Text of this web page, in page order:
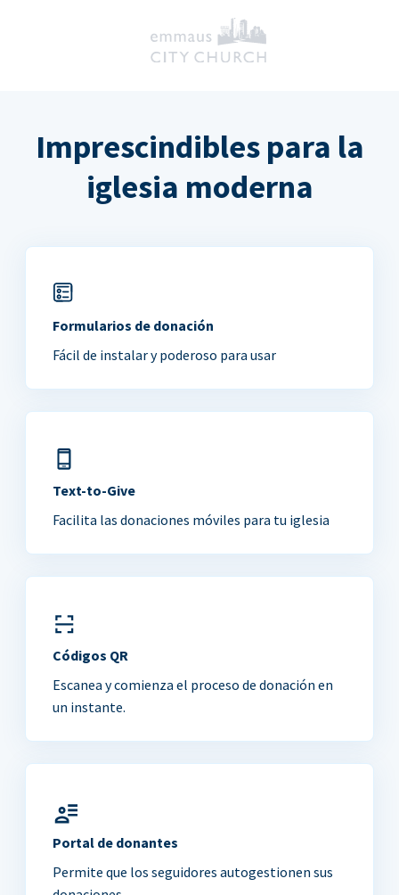
Imprescindibles para la
iglesia moderna
Formularios de donación
Fácil de instalar y poderoso para usar
Text-to-Give
Facilita las donaciones móviles para tu iglesia
Códigos QR
Escanea y comienza el proceso de donación en
un instante.
Portal de donantes
Permite que los seguidores autogestionen sus